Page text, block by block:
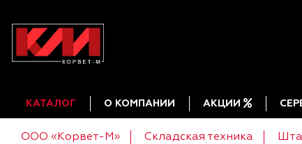
КАТАЛОГ О КОМПАНИИ АКЦИИ
ООО «Корвет-М» Складская техника